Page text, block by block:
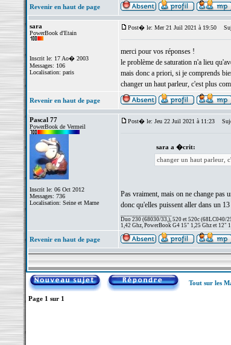
Revenir en haut de page
sara
PowerBook d'Etain
Inscrit le: 17 Ao� 2003
Messages: 106
Localisation: paris
Post� le: Mer 21 Juil 2021 à 19:50
merci pour vos réponses !
le problème de saturation n'a lieu
mais donc a priori, si je comprends
changer un haut parleur, c'est plus
Revenir en haut de page
Pascal 77
PowerBook de Vermeil
Inscrit le: 06 Oct 2012
Messages: 736
Localisation: Seine et Marne
Post� le: Jeu 22 Juil 2021 à 11:23
sara a �crit:
changer un haut parleur,
Pas vraiment, mais on ne change pas
donc qu'elles puissent aller dans un 13
Duo 230 (68030/33,), 520 et 520c (68LC040/
1,42 Ghz, PowerBook G4 15" 1,25 Ghz et 12"
Revenir en haut de page
Tout sur les
Page 1 sur 1